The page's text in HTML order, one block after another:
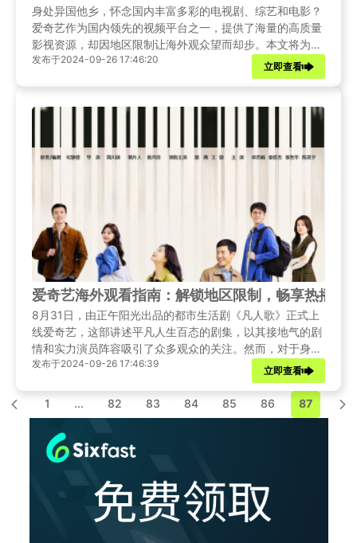
身处异国他乡，怀念国内丰富多彩的电视剧、综艺和电影？
爱奇艺作为国内领先的视频平台之一，提供了海量的高质量
影视资源，却因地区限制让海外观众望而却步。本文将为您
提供全面的解决策略，通过合法、安全的方式解锁爱奇艺地
区限制，让您海外也能享受到优质的观影体验。
发布于2024-09-26 17:46:20
立即查看
爱奇艺海外观看指南：解锁地区限制，畅享热播电
8月31日，由正午阳光出品的都市生活剧《凡人歌》正式上
线爱奇艺，这部讲述平凡人生百态的剧集，以其接地气的剧
情和实力演员阵容吸引了众多观众的关注。然而，对于身处
海外的用户来说，想要观看《凡人歌》却面临着爱奇艺地区
发布于2024-09-26 17:46:39
立即查看
1 ... 82 83 84 85 86 87